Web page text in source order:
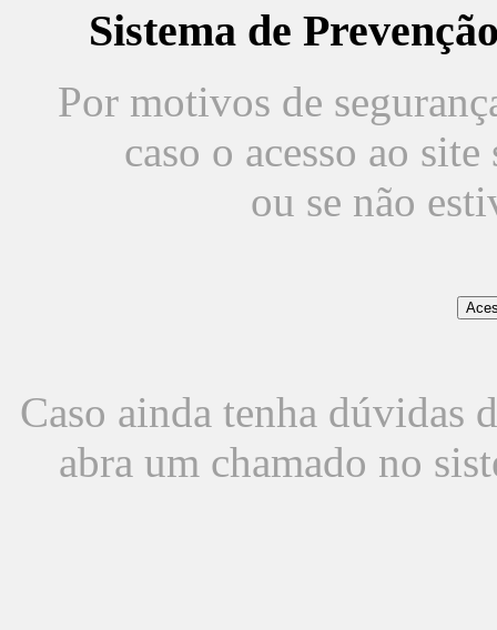
Sistema de
Por motivos de
caso o acesso ao
ou se não
Caso ainda tenha dúvidas
abra um chamado no